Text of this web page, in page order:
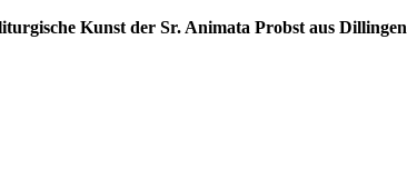
Kunst der Sr. Animata Probst aus Dillingen